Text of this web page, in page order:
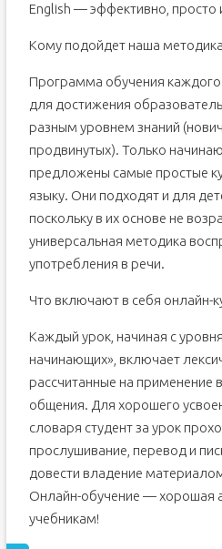
English — эффективно, просто
Кому подойдет наша
Программа обучения каждого
для достижения
разным уровнем знаний
продвинутых). Только
предложены самые простые
языку. Они подходят и для
поскольку в их основе не
универсальная методика
употребления в речи.
Что включают в себя онлайн-
Каждый урок, начиная с
начинающих», включает
рассчитанные на применение
общения. Для хорошего
словаря студент за урок
прослушивание, перевод и
довести владение
Онлайн-обучение — хорошая
учебникам!